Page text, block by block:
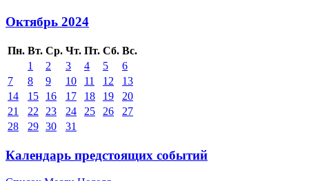
Октябрь 2024
Пн. Вт. Ср. Чт. Пт. Сб. Вс.
1
2 3 4 5
6
7
8 9 10 11 12
13
14
15 16 17 18 19
20
21
22 23 24 25 26
27
28
29 30 31
Календарь предстоящих событий